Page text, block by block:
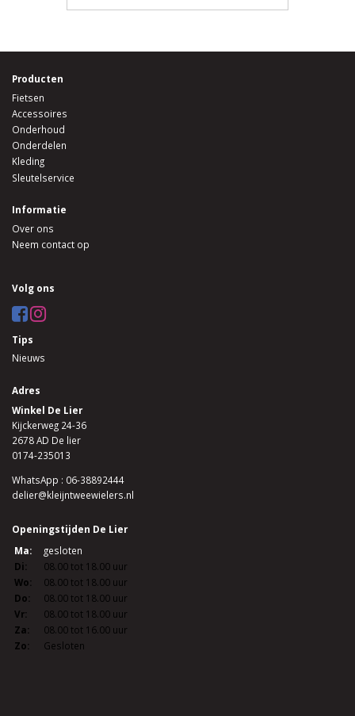
Producten
Fietsen
Accessoires
Onderhoud
Onderdelen
Kleding
Sleutelservice
Informatie
Over ons
Neem contact op
Volg ons
Tips
Nieuws
Adres
Winkel De Lier
Kijckerweg 24-36
2678 AD De lier
0174-235013
WhatsApp : 06-38892444
delier@kleijntweewielers.nl
Openingstijden De Lier
Ma:
gesloten
Di:
08.00 tot 18.00 uur
Wo:
08.00 tot 18.00 uur
Do:
08.00 tot 18.00 uur
Vr:
08.00 tot 18.00 uur
Za:
08.00 tot 16.00 uur
Zo:
Gesloten